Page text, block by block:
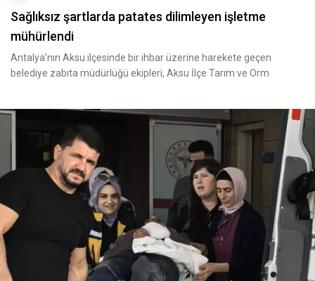
Sağlıksız şartlarda patates dilimleyen işletme
mühürlendi
Antalya’nın Aksu ilçesinde bir ihbar üzerine harekete geçen
belediye zabıta müdürlüğü ekipleri, Aksu İlçe Tarım ve Orm